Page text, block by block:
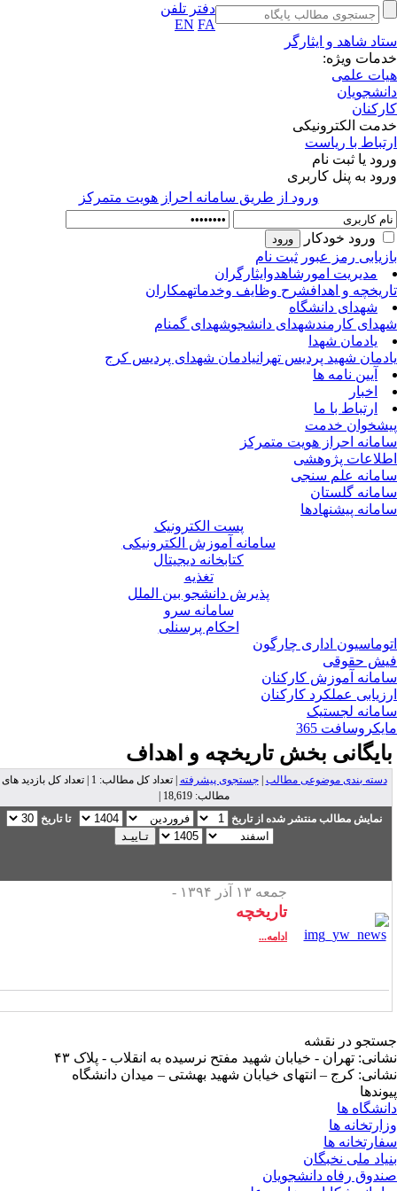
دفتر تلفن
EN FA
شاهد و ایثارگر
ویژه:
علمی
الکترونیکی
با ریاست
یا ثبت نام
به پنل کاربری
ورود از طريق سامانه احراز هويت متمركز
ورود خودکار
رمز عبور ثبت نام
مدیریت امورشاهدوایثارگران
و اهداف شرح وظایف وخدماتهمکاران
شهدای دانشگاه
کارمندشهدای دانشجوشهدای گمنام
یادمان شهدا
شهید پردیس تهران یادمان شهدای پردیس کرج
آیین نامه ها
اخبار
ارتباط با ما
خدمت
احراز هویت متمرکز
پژوهشی
علم سنجی
گلستان
پیشنهادها
پست الکترونیک
سامانه آموزش الکترونیکی
کتابخانه دیجیتال
تغذیه
پذیرش دانشجو بین الملل
سامانه سرو
احکام پرسنلی
اداری چارگون
حقوقی
آموزش کارکنان
عملکرد کارکنان
لجستیک
365
بخشتاریخچه و اهداف
دسته بندی موضوعی مطالب|جستجوی پیشرفته
| تعداد کل مطالب: 1 | تعداد کل بازدید های
مطالب: 18,619 |
نمایش مطالب منتشر شده از تاریخ
تا تاریخ
جمعه ۱۳ آذر ۱۳۹۴ -
تاریخچه
ادامه...
در نقشه
تهران - خیابان شهید مفتح نرسیده به انقلاب - پلاک ۴۳
کرج – انتهای خیابان شهید بهشتی – میدان دانشگاه
ها
ها
ها
ملی نخبگان
رفاه دانشجویان